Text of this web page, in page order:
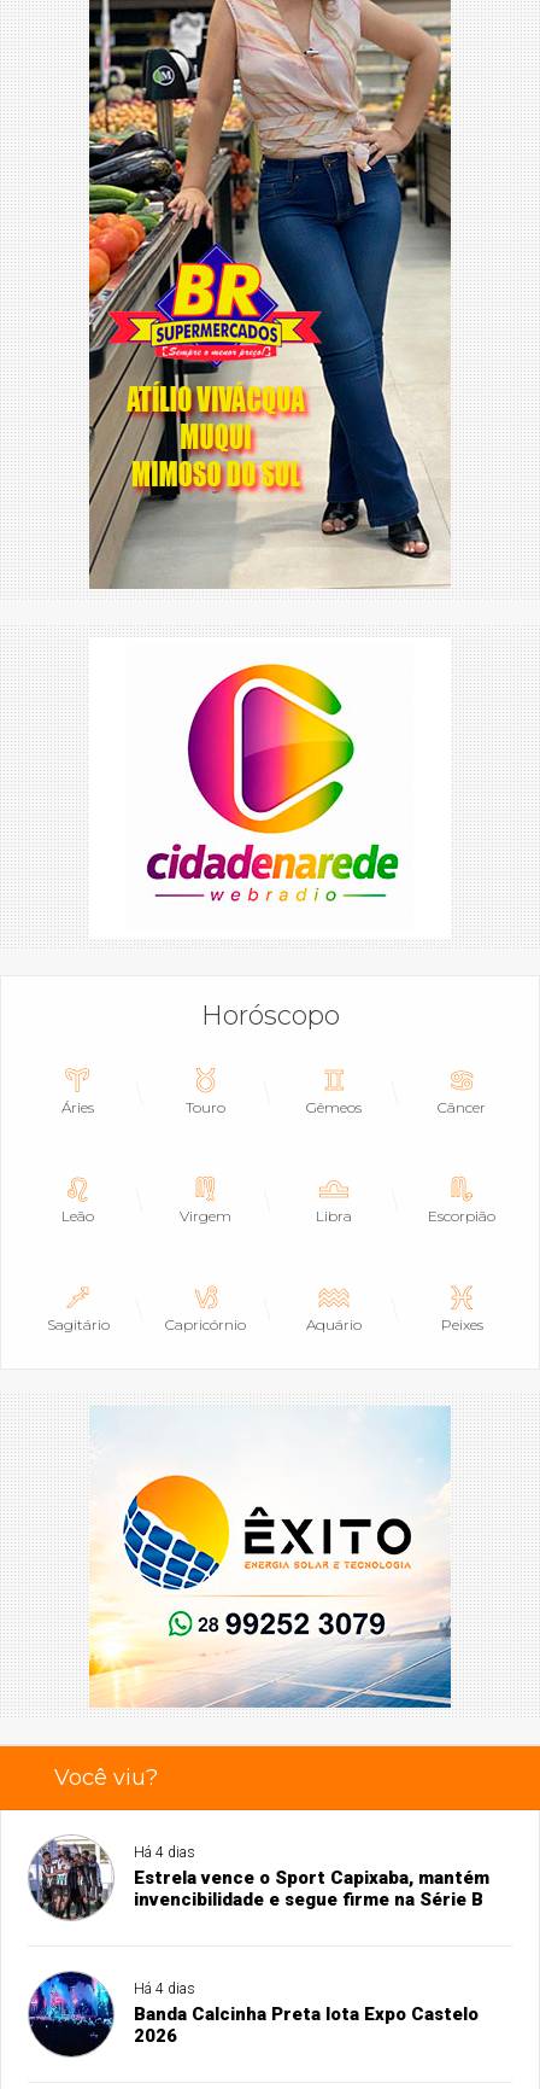
Horóscopo
Áries Touro Gêmeos Câncer
Leão Virgem Libra Escorpião
Sagitário Capricórnio Aquário Peixes
Você viu?
Há 4 dias
Estrela vence o Sport Capixaba, mantém
invencibilidade e segue firme na Série B
Há 4 dias
Banda Calcinha Preta lota Expo Castelo
2026